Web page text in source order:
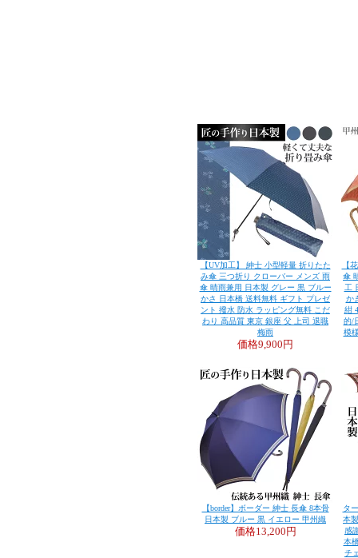
【UV加工】 紳士 小型軽量 折りたた
み傘 三つ折り クローバー メンズ 雨
傘 晴雨兼用 日本製 グレー 黒 ブルー
かさ 日本橋 送料無料 ギフト プレゼ
ント 撥水 防水 ラッピング無料 こだ
わり 高品質 東京 銀座 父 上司 退職
梅雨
価格9,900円
【
傘
工
か
紺
的/
模
【border】ボーダー 紳士 長傘 8本骨
日本製 ブルー 黒 イエロー 甲州織
価格13,200円
タ
本
感
本
チ